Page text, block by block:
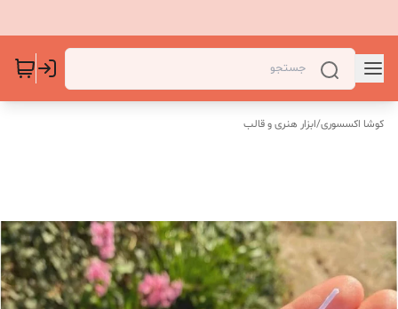
کوشا اکسسوری/ابزار هنری و قالب